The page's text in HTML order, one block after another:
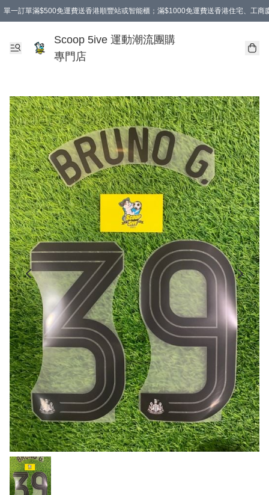
單一訂單滿$500免運費送香港順豐站或智能櫃；滿$1000免運費送香港住宅、工商
Scoop 5ive 運動潮流團購
專門店